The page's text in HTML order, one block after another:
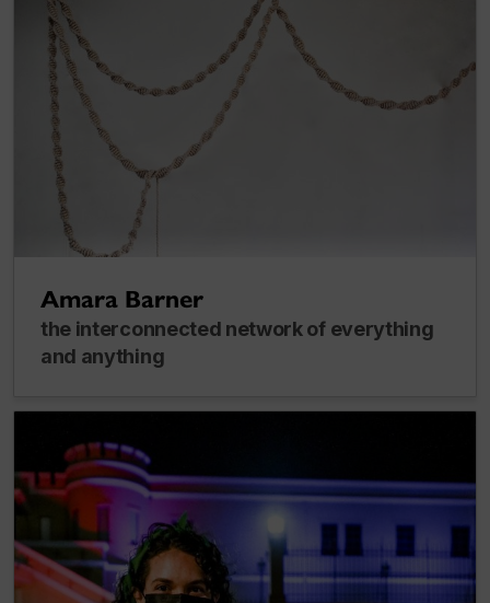
Amara Barner
the interconnected network of everything
and anything